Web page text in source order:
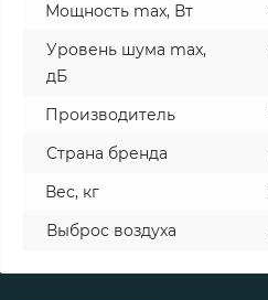
Мощность max, Вт
Уровень шума max,
дБ
Производитель
Страна бренда
Вес, кг
Выброс воздуха